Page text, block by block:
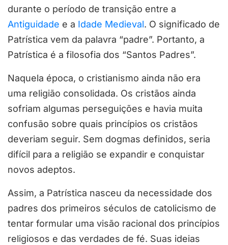
durante o período de transição entre a
Antiguidade e a Idade Medieval. O significado de
Patrística vem da palavra “padre”. Portanto, a
Patrística é a filosofia dos “Santos Padres”.
Naquela época, o cristianismo ainda não era
uma religião consolidada. Os cristãos ainda
sofriam algumas perseguições e havia muita
confusão sobre quais princípios os cristãos
deveriam seguir. Sem dogmas definidos, seria
difícil para a religião se expandir e conquistar
novos adeptos.
Assim, a Patrística nasceu da necessidade dos
padres dos primeiros séculos de catolicismo de
tentar formular uma visão racional dos princípios
religiosos e das verdades de fé. Suas ideias